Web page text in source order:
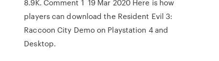
8.9K. Comment 1 19 Mar 2020 Here is how
players can download the Resident Evil 3:
Raccoon City Demo on Playstation 4 and
Desktop.